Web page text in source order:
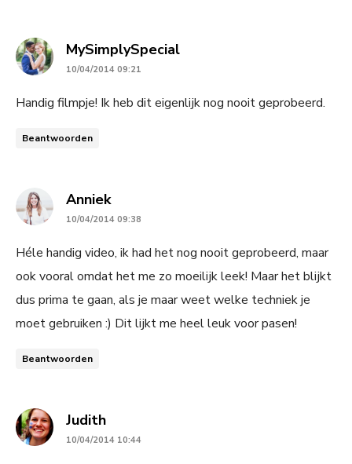
MySimplySpecialsays:
10/04/2014 09:21
Handig filmpje! Ik heb dit eigenlijk nog nooit geprobeerd.
Beantwoorden
Annieksays:
10/04/2014 09:38
Héle handig video, ik had het nog nooit geprobeerd, maar
ook vooral omdat het me zo moeilijk leek! Maar het blijkt
dus prima te gaan, als je maar weet welke techniek je
moet gebruiken :) Dit lijkt me heel leuk voor pasen!
Beantwoorden
Judithsays:
10/04/2014 10:44